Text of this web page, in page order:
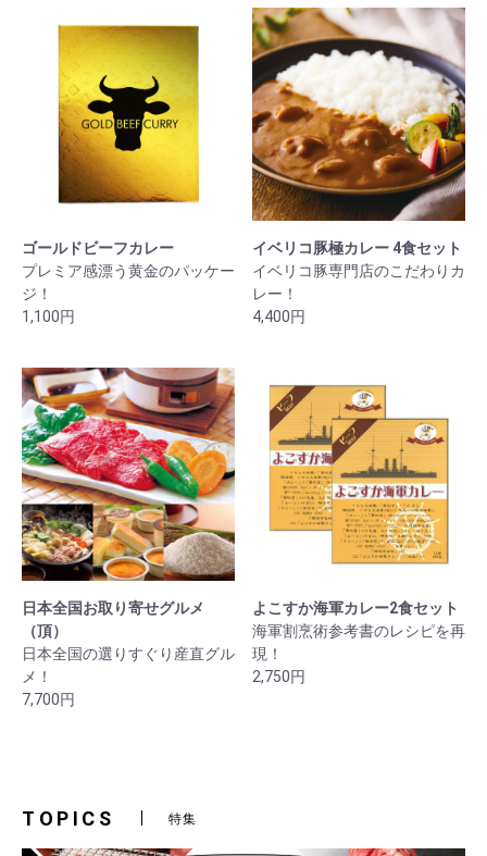
ゴールドビーフカレー
プレミア感漂う黄金のパッケー
ジ！
1,100円
イベリコ豚極カレー 4食セット
イベリコ豚専門店のこだわりカ
レー！
4,400円
日本全国お取り寄せグルメ
（頂）
日本全国の選りすぐり産直グル
メ！
7,700円
よこすか海軍カレー2食セット
海軍割烹術参考書のレシピを再
現！
2,750円
TOPICS 特集